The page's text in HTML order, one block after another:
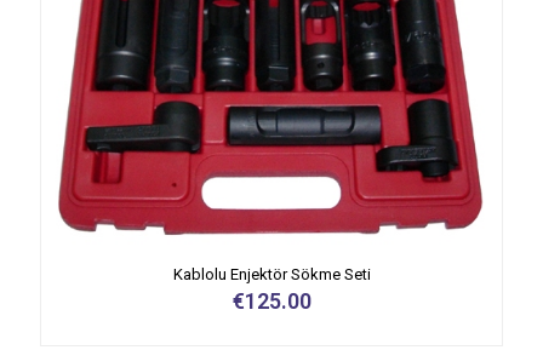
Kablolu Enjektör Sökme Seti
€125.00